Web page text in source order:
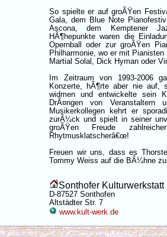
So spielte er auf groÃŸen
Gala, dem Blue Note
Ascona, dem Kemptener
HÃ¶hepunkte waren die
Opernball oder zur groÃŸen
Philharmonie, wo er mit
Martial Solal, Dick Hyman oder
Im Zeitraum von 1993-2006
Konzerte, hÃ¶rte aber nie auf,
widmen und entwickelte sein
DrÃ¤ngen von
Musikerkollegen kehrt er
zurÃ¼ck und spielt in seiner
groÃŸen Freude
Rhytmusklatscherâ€œ!
Freuen wir uns, dass es
Tommy Weiss auf die BÃ¼hne
Sonthofer Kulturwerkstatt
D-87527 Sonthofen
Altstädter Str. 7
www.kult-werk.de